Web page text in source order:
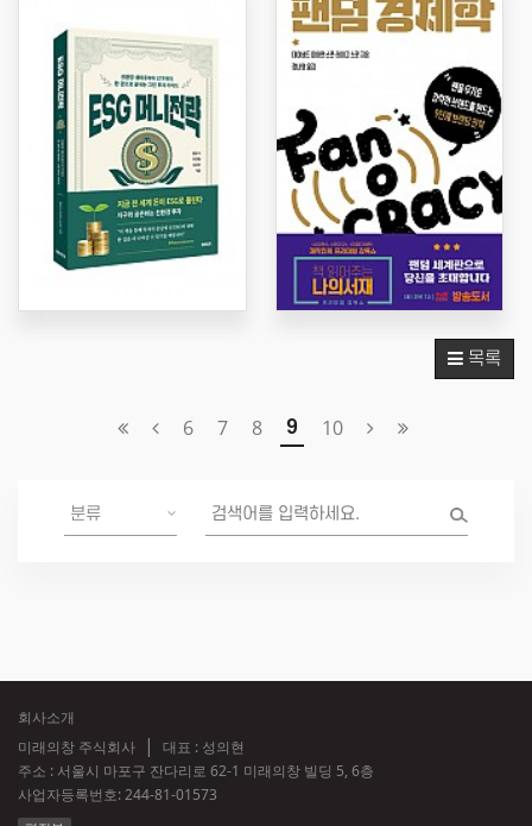
목록
6 7 8 9 10
회사소개
미래의창 주식회사
대표 : 성의현
주소 : 서울시 마포구 잔다리로 62-1 미래의창 빌딩 5, 6층
사업자등록번호:244-81-01573